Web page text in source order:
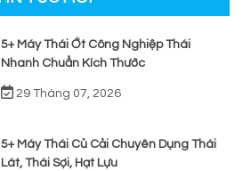
5+ Máy Thái Ớt Công Nghiệp Thái
Nhanh Chuẩn Kích Thước
29 Tháng 07, 2026
5+ Máy Thái Củ Cải Chuyên Dụng Thái
Lát, Thái Sợi, Hạt Lựu